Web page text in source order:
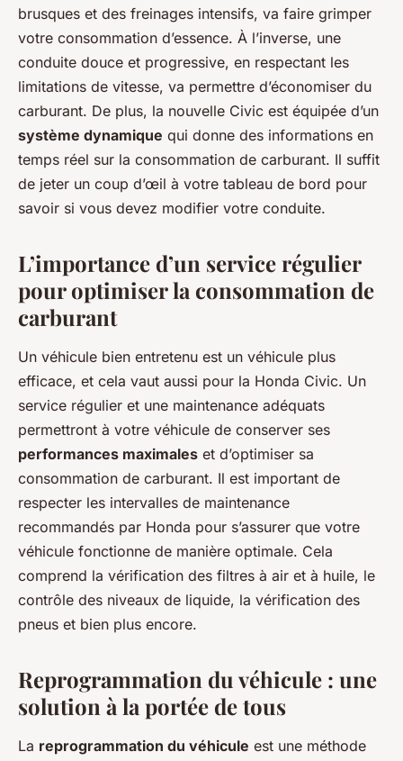
brusques et des freinages intensifs, va faire grimper
votre consommation d’essence. À l’inverse, une
conduite douce et progressive, en respectant les
limitations de vitesse, va permettre d’économiser du
carburant. De plus, la nouvelle Civic est équipée d’un
système dynamique qui donne des informations en
temps réel sur la consommation de carburant. Il suffit
de jeter un coup d’œil à votre tableau de bord pour
savoir si vous devez modifier votre conduite.
L’importance d’un service régulier
pour optimiser la consommation de
carburant
Un véhicule bien entretenu est un véhicule plus
efficace, et cela vaut aussi pour la Honda Civic. Un
service régulier et une maintenance adéquats
permettront à votre véhicule de conserver ses
performances maximales et d’optimiser sa
consommation de carburant. Il est important de
respecter les intervalles de maintenance
recommandés par Honda pour s’assurer que votre
véhicule fonctionne de manière optimale. Cela
comprend la vérification des filtres à air et à huile, le
contrôle des niveaux de liquide, la vérification des
pneus et bien plus encore.
Reprogrammation du véhicule : une
solution à la portée de tous
La reprogrammation du véhicule est une méthode